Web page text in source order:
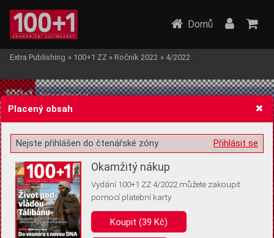
Žádost o souhlas s ukládáním volitelných informací
Pro základní fungování webu nepotřebujeme ukládat žádné informace
(tzv. cookies apod.). Rádi bychom vás ale požádali o souhlas s
Domů
Extra Publishing » 100+1 ZZ » Ročník 2022 » 4/2022
Placený obsah
Přihlásit se
Nejste přihlášen do čtenářské zóny
Okamžitý nákup
Vydání 100+1 ZZ 4/2022 můžete zakoupit
pomocí platební karty
Koupit (39 Kč)